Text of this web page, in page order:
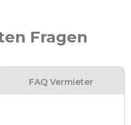
Fragen
FAQ Vermieter